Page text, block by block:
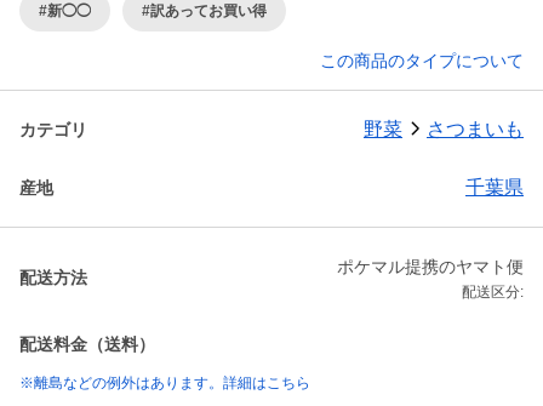
#新◯◯ #訳あってお買い得
この商品のタイプについて
カテゴリ 野菜 さつまいも
産地 千葉県
配送方法
ポケマル提携のヤマト便
配送区分:
配送料金（送料）
※離島などの例外はあります。詳細はこちら